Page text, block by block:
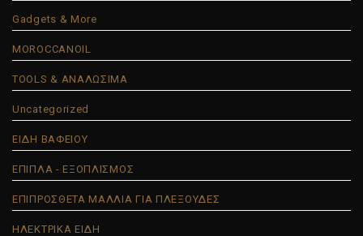
Gadgets & More
MOROCCANOIL
TOOLS & ΑΝΑΛΩΣΙΜΑ
Uncategorized
ΕΙΔΗ ΒΑΦΕΙΟΥ
ΕΠΙΠΛΑ - ΕΞΟΠΛΙΣΜΟΣ
ΕΠΙΠΡΟΣΘΕΤΑ ΜΑΛΛΙΑ ΓΙΑ ΠΛΕΞΟΥΔΕΣ
ΗΛΕΚΤΡΙΚΑ ΕΙΔΗ